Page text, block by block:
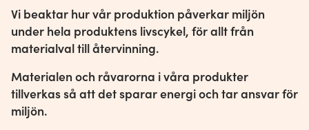
Vi beaktar hur vår produktion påverkar miljön
under hela produktens livscykel, för allt från
materialval till återvinning.
Materialen och råvarorna i våra produkter
tillverkas så att det sparar energi och tar ansvar för
miljön.